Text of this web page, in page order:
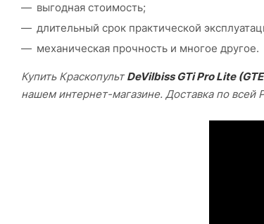
выгодная стоимость;
длительный срок практической
механическая прочность и многое другое.
Купить КраскопультDeVilbiss GTi Pro Lite
нашем интернет-магазине. Доставка по всей